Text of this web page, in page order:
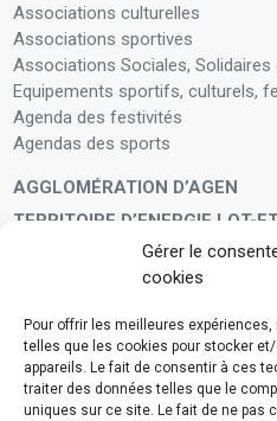
Gérer le
cookies
Pour offrir les meilleures
telles que les cookies pour stocker
appareils. Le fait de consentir à ces
traiter des données telles que le
uniques sur ce site. Le fait de ne pas
Associations culturelles
Associations sportives
Associations Sociales, Solidaires
Equipements sportifs, culturels,
Agenda des festivités
Agendas des sports
AGGLOMÉRATION D’AGEN
TERRITOIRE D’ENERGIE LOT-
Enfants et adolescents
VIVRE À VOS CÔTÉS
Service municipal d’aide
Aide à la personne en difficulté